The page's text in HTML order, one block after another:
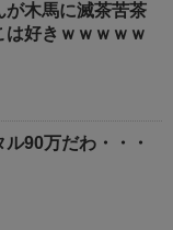
が木馬に滅茶苦茶
好きｗｗｗｗｗ
ル90万だわ・・・